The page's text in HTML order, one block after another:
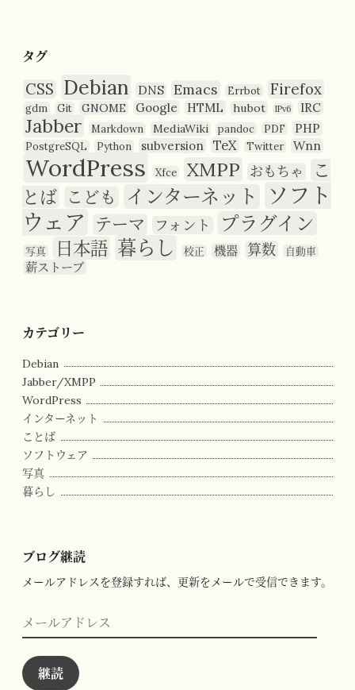
タグ
CSS Debian DNS Emacs Errbot Firefox
gdm Git GNOME Google HTML hubot IPv6 IRC
Jabber Markdown MediaWiki pandoc PDF PHP
PostgreSQL Python subversion TeX Twitter Wnn
WordPress Xfce XMPP おもちゃ
こ
とば こども インターネット
ソフト
ウェア
テーマ フォント プラグイン
写真 日本語 暮らし 校正 機器 算数 自動車
薪ストーブ
カテゴリー
Debian
Jabber/XMPP
WordPress
インターネット
ことば
ソフトウェア
写真
暮らし
ブログ継読
メールアドレスを登録すれば、更新をメールで受信できます。
メ
ー
ル
ア
ド
レ
継読